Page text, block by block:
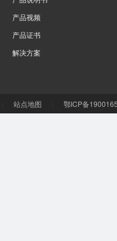
产品视频
产品证书
解决方案
站点地图 鄂ICP备